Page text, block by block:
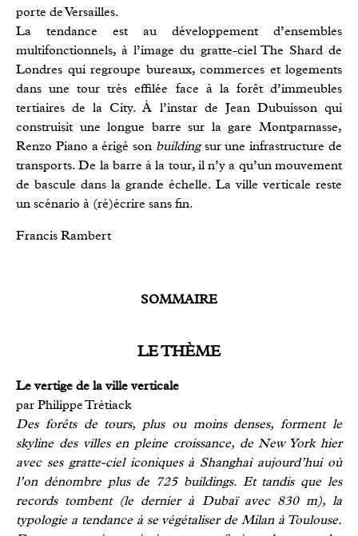
porte de Versailles.
La tendance est au développement d’ensembles
multifonctionnels, à l’image du gratte-ciel The Shard de
Londres qui regroupe bureaux, commerces et logements
dans une tour très effilée face à la forêt d’immeubles
tertiaires de la City. À l’instar de Jean Dubuisson qui
construisit une longue barre sur la gare Montparnasse,
Renzo Piano a érigé son buildingsur une infrastructure de
transports. De la barre à la tour, il n’y a qu’un mouvement
de bascule dans la grande échelle. La ville verticale reste
un scénario à (ré)écrire sans fin.
Francis Rambert
SOMMAIRE
LE THÈME
Le vertige de la ville verticale
par Philippe Trétiack
Des forêts de tours, plus ou moins denses, forment le
skyline des villes en pleine croissance, de New York hier
avec ses gratte-ciel iconiques à Shanghai aujourd’hui où
l’on dénombre plus de 725 buildings. Et tandis que les
records tombent (le dernier à Dubaï avec 830 m), la
typologie a tendance à se végétaliser de Milan à Toulouse.